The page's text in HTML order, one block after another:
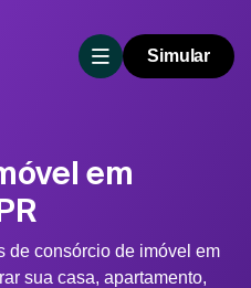
Simular
em
de consórcio de imóvel em
sua casa, apartamento,